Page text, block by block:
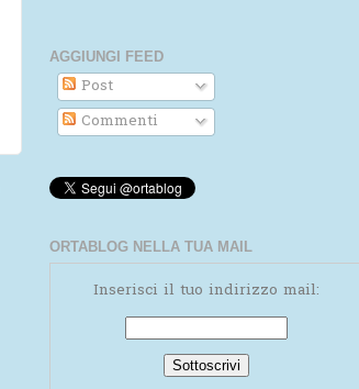
AGGIUNGI FEED
Post
Commenti
ORTABLOG NELLA TUA MAIL
Inserisci il tuo indirizzo mail: